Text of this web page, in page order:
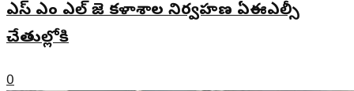
ఎస్ ఎం ఎల్ జె కళాశాల నిర్వహణ ఏఈఎల్సీ
చేతుల్లోకి
0